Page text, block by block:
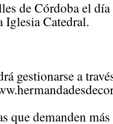
de Córdoba el
Iglesia Catedral.
gestionarse a
que demanden